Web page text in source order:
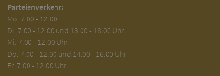
Parteienverkehr:
Mo. 7.00 - 12.00
Di. 7.00 - 12.00 und 13.00 - 18.00 Uhr
Mi. 7.00 - 12.00 Uhr
Do. 7.00 - 12.00 und 14.00 - 16.00 Uhr
Fr. 7.00 - 12.00 Uhr